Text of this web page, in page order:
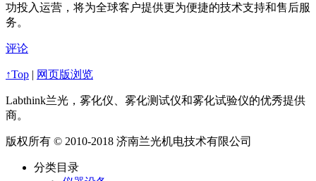
功投入运营，将为全球客户提供更为便捷的技术支持和售后服
务。
评论
↑Top | 网页版浏览
Labthink兰光，雾化仪、雾化测试仪和雾化试验仪的优秀提供
商。
版权所有 © 2010-2018 济南兰光机电技术有限公司
分类目录